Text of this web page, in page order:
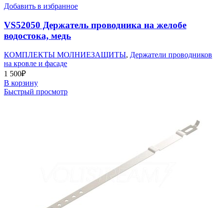
Добавить в избранное
VS52050 Держатель проводника на желобе
водостока, медь
КОМПЛЕКТЫ МОЛНИЕЗАЩИТЫ, Держатели проводников
на кровле и фасаде
1 500₽
В корзину
Быстрый просмотр